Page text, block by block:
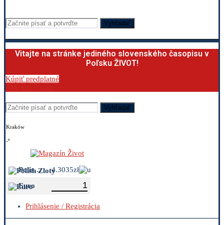
Vyhľadať
Vitajte na stránke jediného slovenského časopisu v
Poľsku ŽIVOT!
Kúpiť predplatné
Vyhľadať
Kraków
-º
Polish Zloty
4.3035zł
Euro
Prihlásenie / Registrácia